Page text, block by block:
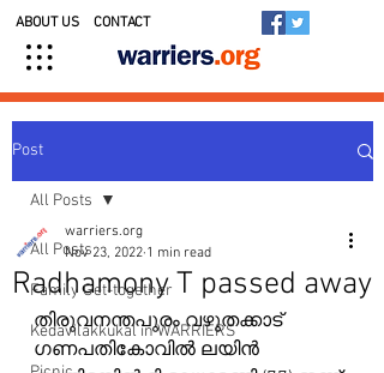
ABOUT US CONTACT
Post
All Posts
Family Get-together
Kedavilakkukal in WARRIERS
All Posts
Radhamony T passed away
warriers.org
Nov 23, 2022 1 min read
തിരുവനന്തപുരം വഴുതക്കാട്
ഗണപതികോവിൽ ലയിൻ